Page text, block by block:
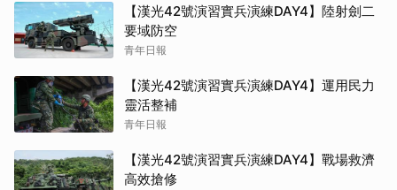
【漢光42號演習實兵演練DAY4】陸射劍二
要域防空
青年日報
【漢光42號演習實兵演練DAY4】運用民力
靈活整補
青年日報
【漢光42號演習實兵演練DAY4】戰場救濟
高效搶修